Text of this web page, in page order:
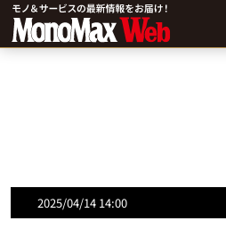
2025/04/14 14:00